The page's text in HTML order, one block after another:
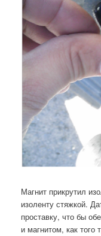
Магнит прикрутил
изоленту стяжкой.
проставку, что бы
и магнитом, как того